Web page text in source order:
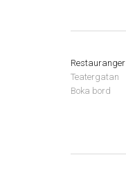
Restauranger
Teatergatan
Boka bord